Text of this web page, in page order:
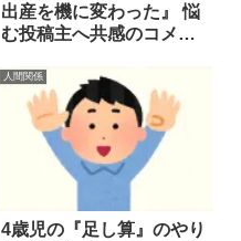
出産を機に変わった』 悩
む投稿主へ共感のコメン
人間関係
4歳児の『足し算』のやり